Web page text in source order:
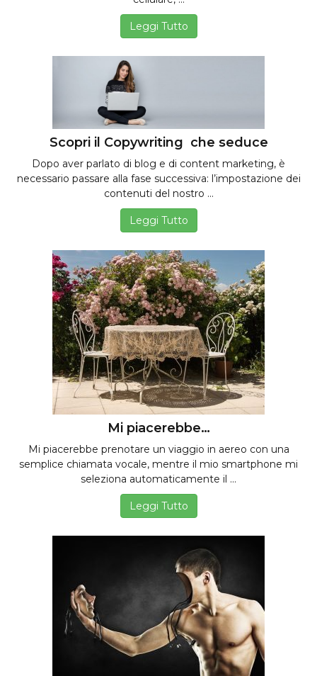
Leggi Tutto
Scopri il Copywriting che seduce
Dopo aver parlato di blog e di content marketing, è
necessario passare alla fase successiva: l’impostazione dei
contenuti del nostro ...
Leggi Tutto
Mi piacerebbe…
Mi piacerebbe prenotare un viaggio in aereo con una
semplice chiamata vocale, mentre il mio smartphone mi
seleziona automaticamente il ...
Leggi Tutto